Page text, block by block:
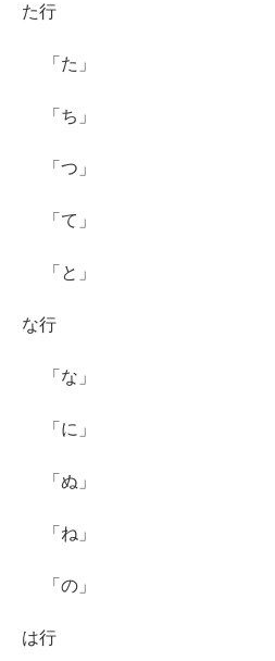
た行
「た」
「ち」
「つ」
「て」
「と」
な行
「な」
「に」
「ぬ」
「ね」
「の」
は行